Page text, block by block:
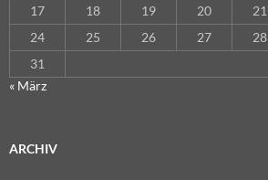
17
18 19 20 21
24
25 26 27 28
31
« März
ARCHIV